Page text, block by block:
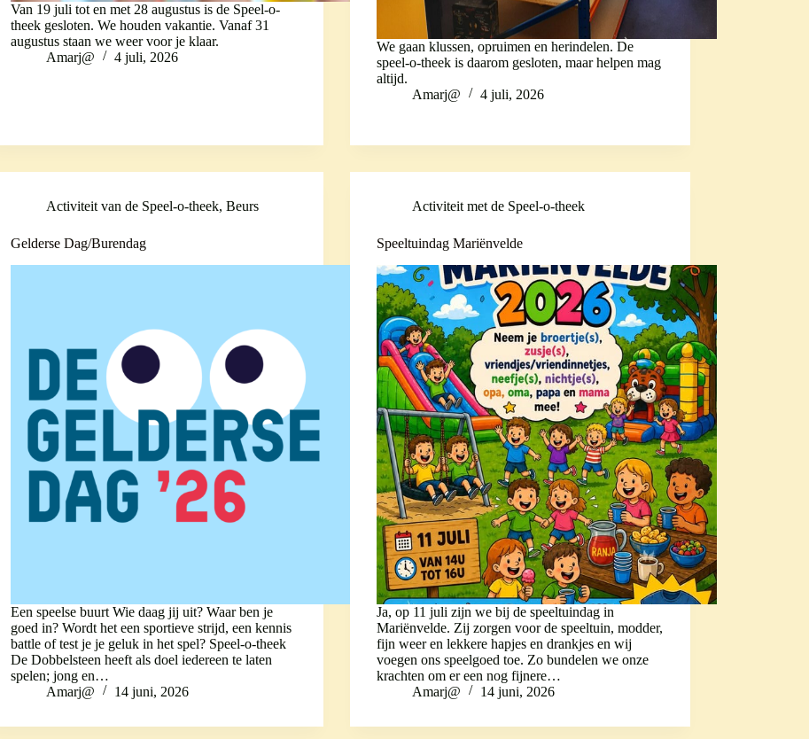
Van 19 juli tot en met 28 augustus is de Speel-o-
theek gesloten. We houden vakantie. Vanaf 31
augustus staan we weer voor je klaar.
Amarj@
4 juli, 2026
We gaan klussen, opruimen en herindelen. De
speel-o-theek is daarom gesloten, maar helpen mag
altijd.
Amarj@
4 juli, 2026
Activiteit van de Speel-o-theek,Beurs
Gelderse Dag/Burendag
Een speelse buurt Wie daag jij uit? Waar ben je
goed in? Wordt het een sportieve strijd, een kennis
battle of test je je geluk in het spel? Speel-o-theek
De Dobbelsteen heeft als doel iedereen te laten
spelen; jong en…
Amarj@
14 juni, 2026
Activiteit met de Speel-o-theek
Speeltuindag Mariënvelde
Ja, op 11 juli zijn we bij de speeltuindag in
Mariënvelde. Zij zorgen voor de speeltuin, modder,
fijn weer en lekkere hapjes en drankjes en wij
voegen ons speelgoed toe. Zo bundelen we onze
krachten om er een nog fijnere…
Amarj@
14 juni, 2026